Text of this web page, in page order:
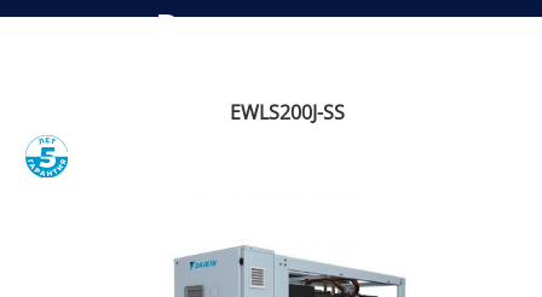
Рекомендуем
EWLS200J-SS